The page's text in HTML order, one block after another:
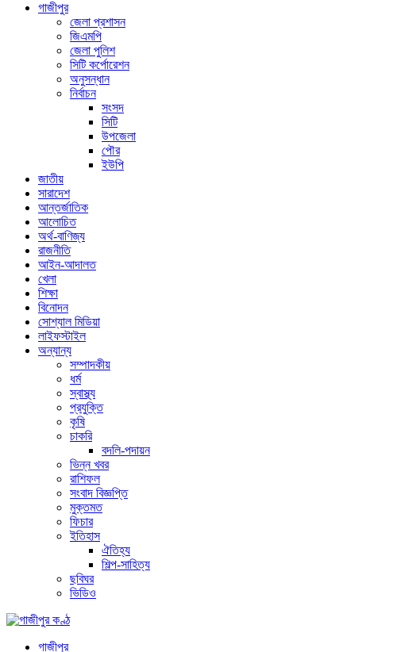
গাজীপুর
জেলা প্রশাসন
জিএমপি
জেলা পুলিশ
সিটি কর্পোরেশন
অনুসন্ধান
নির্বাচন
সংসদ
সিটি
উপজেলা
পৌর
ইউপি
জাতীয়
সারাদেশ
আন্তর্জাতিক
আলোচিত
অর্থ-বাণিজ্য
রাজনীতি
আইন-আদালত
খেলা
শিক্ষা
বিনোদন
সোশ্যাল মিডিয়া
লাইফস্টাইল
অন্যান্য
সম্পাদকীয়
ধর্ম
স্বাস্থ্য
প্রযুক্তি
কৃষি
চাকরি
বদলি-পদায়ন
ভিন্ন খবর
রাশিফল
সংবাদ বিজ্ঞপ্তি
মুক্তমত
ফিচার
ইতিহাস
ঐতিহ্য
শিল্প-সাহিত্য
ছবিঘর
ভিডিও
গাজীপুর